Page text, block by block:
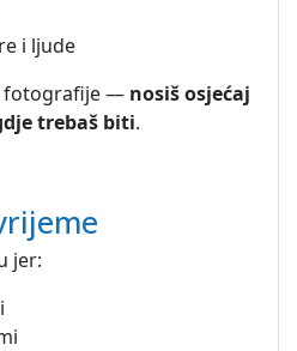
i ljude
fotografije — nosiš osjećaj
trebaš biti.
jer: